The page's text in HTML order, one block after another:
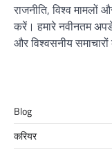
राजनीति, विश्व
करें। हमारे नवीनतम
और विश्वसनीय
Blog
करियर